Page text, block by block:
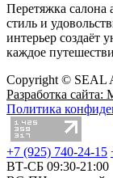
Перетяжка салона
стиль и
интерьер создаёт
каждое
Copyright © SEAL
Разработка сайта:
Политика
+7 (925) 740-24-15
ВТ-СБ 09:30-21:00